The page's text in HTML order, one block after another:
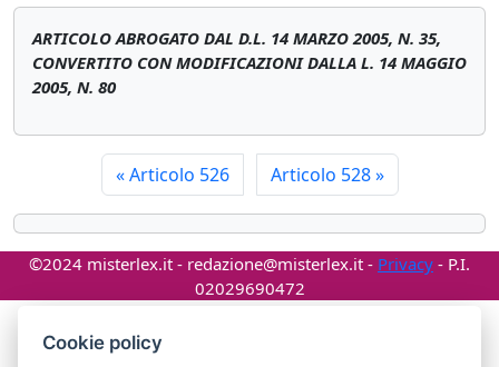
ARTICOLO ABROGATO DAL D.L. 14 MARZO 2005, N. 35,
CONVERTITO CON MODIFICAZIONI DALLA L. 14 MAGGIO
2005, N. 80
«Articolo 526 Articolo 528»
©2024 misterlex.it - redazione@misterlex.it - Privacy - P.I.
02029690472
Cookie policy